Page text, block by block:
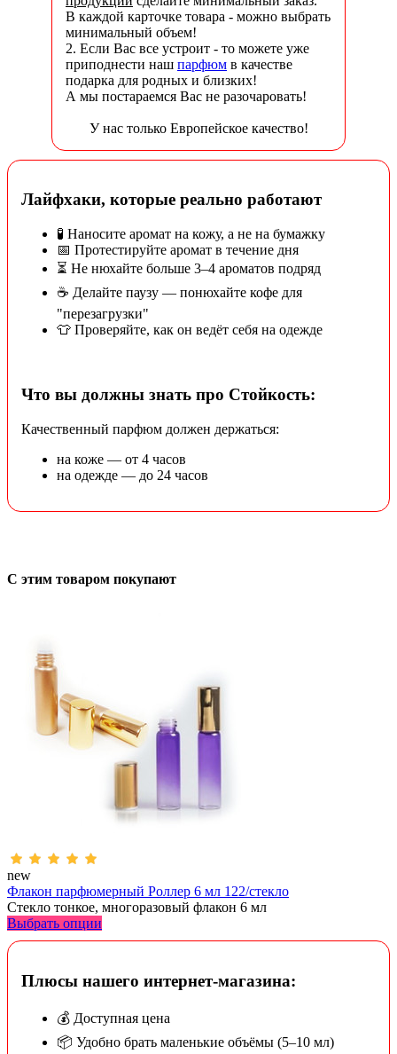
В каждой карточке товара - можно выбрать
минимальный объем!
2. Если Вас все устроит - то можете уже
приподнести наш парфюм в качестве
подарка для родных и близких!
А мы постараемся Вас не разочаровать!
У нас только Европейское качество!
Лайфхаки, которые реально работают
🧪 Наносите аромат на кожу, а не на бумажку
📅 Протестируйте аромат в течение дня
⏳ Не нюхайте больше 3–4 ароматов подряд
☕ Делайте паузу — понюхайте кофе для
"перезагрузки"
👕 Проверяйте, как он ведёт себя на одежде
Что вы должны знать про Стойкость:
Качественный парфюм должен держаться:
на коже — от 4 часов
на одежде — до 24 часов
С этим товаром покупают
new
Флакон парфюмерный Роллер 6 мл 122/стекло
Стекло тонкое, многоразовый флакон 6 мл
Выбрать опции
Плюсы нашего интернет-магазина:
💰 Доступная цена
📦 Удобно брать маленькие объёмы (5–10 мл)